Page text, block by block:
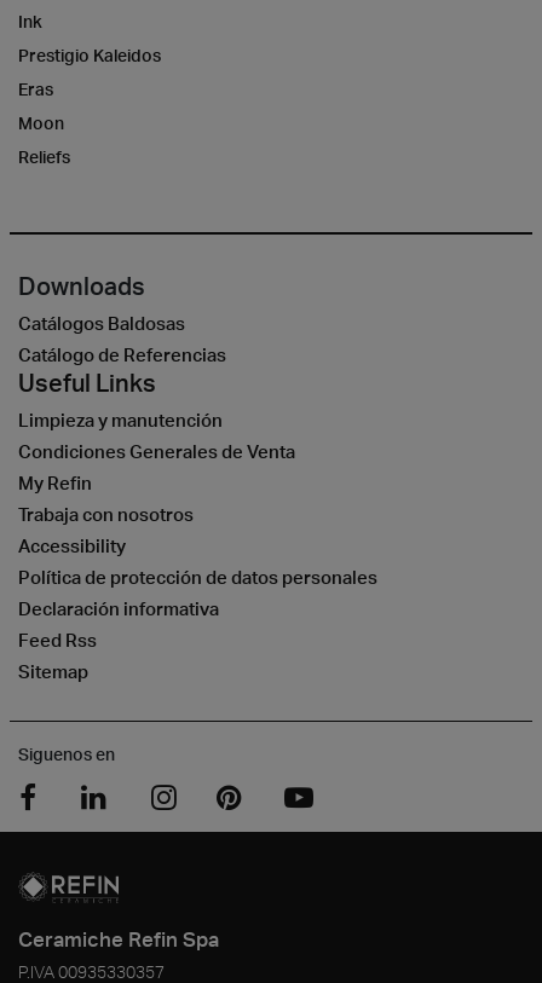
Ink
Prestigio Kaleidos
Eras
Moon
Reliefs
Downloads
Catálogos Baldosas
Catálogo de Referencias
Useful Links
Limpieza y manutención
Condiciones Generales de Venta
My Refin
Trabaja con nosotros
Accessibility
Política de protección de datos personales
Declaración informativa
Feed Rss
Sitemap
Siguenos en
Ceramiche Refin Spa
P.IVA00935330357